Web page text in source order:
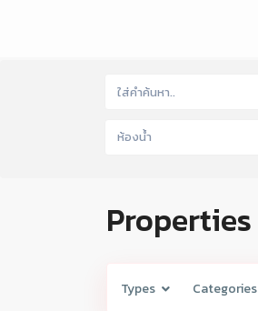
ห้องน้ำ
Types Categories